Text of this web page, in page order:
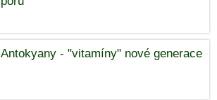
Antokyany - "vitamíny" nové generace